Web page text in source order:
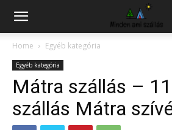
Hazai
szállás
Home Egyéb kategória
Egyéb kategória
Mátra szállás –
szállás Mátra